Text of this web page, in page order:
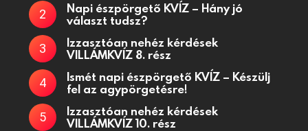
Napi észpörgető KVÍZ – Hány jó
választ tudsz?
Izzasztóan nehéz kérdések
VILLÁMKVÍZ 8. rész
Ismét napi észpörgető KVÍZ – Készülj
fel az agypörgetésre!
Izzasztóan nehéz kérdések
VILLÁMKVÍZ 10. rész